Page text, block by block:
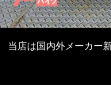
当店は国内外メーカー